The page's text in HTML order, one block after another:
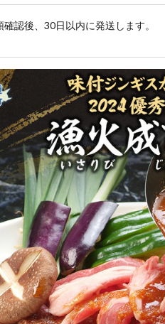
認後、30日以内に発送します。